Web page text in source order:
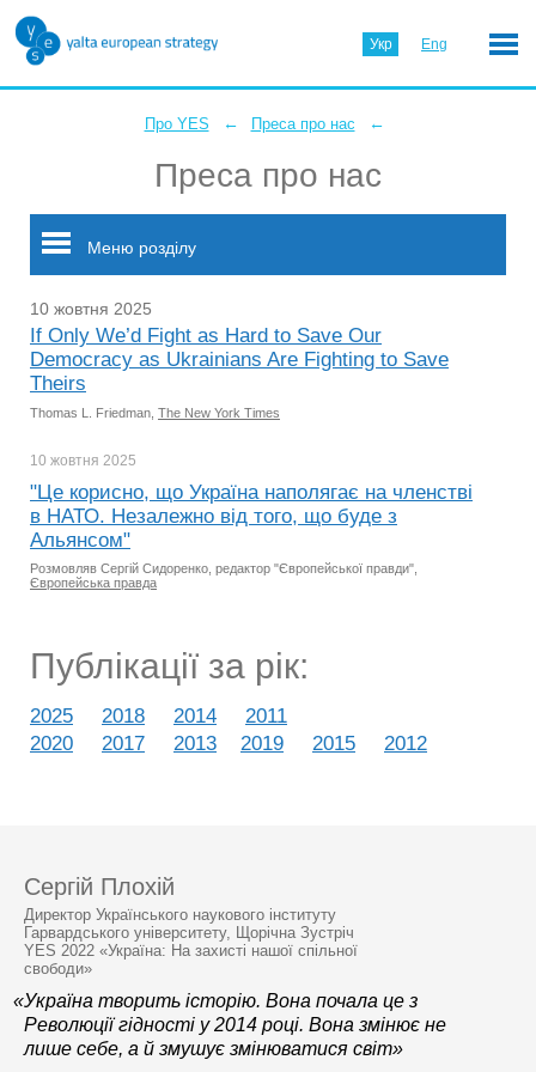
Укр Eng
Про YES ← Преса про нас ←
Преса про нас
Меню розділу
10 жовтня 2025
If Only We’d Fight as Hard to Save Our
Democracy as Ukrainians Are Fighting to Save
Theirs
Thomas L. Friedman, The New York Times
10 жовтня 2025
"Це корисно, що Україна наполягає на членстві
в НАТО. Незалежно від того, що буде з
Альянсом"
Розмовляв Сергій Сидоренко, редактор "Європейської правди",
Європейська правда
Публікації за рік:
2025 2018 2014
2011
2020
2017 2013 2019 2015 2012
Сергій Плохій
Директор Українського наукового інституту
Гарвардського університету, Щорічна Зустріч
YES 2022 «Україна: На захисті нашої спільної
свободи»
«Україна творить історію. Вона почала це з
Революції гідності у 2014 році. Вона змінює не
лише себе, а й змушує змінюватися світ»